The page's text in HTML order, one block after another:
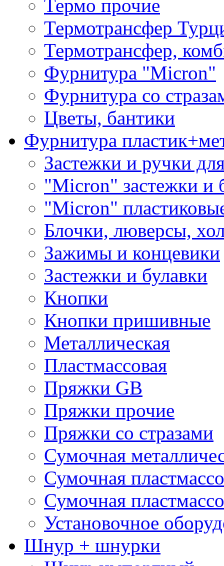
Термо прочие
Термотрансфер
Термотрансфер,
Фурнитура "Micron"
Фурнитура со
Цветы, бантики
Фурнитура
Застежки и ручки
"Micron" застежки и
"Micron"
Блочки, люверсы,
Зажимы и концевики
Застежки и булавки
Кнопки
Кнопки пришивные
Металлическая
Пластмассовая
Пряжки GB
Пряжки прочие
Пряжки со стразами
Сумочная
Сумочная
Сумочная
Установочное
Шнур + шнурки